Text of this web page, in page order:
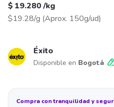
$ 19.280/kg
$19.28/g (Aprox. 150g/ud)
Éxito
Disponible en Bogotá
Compra con tranquilidad y